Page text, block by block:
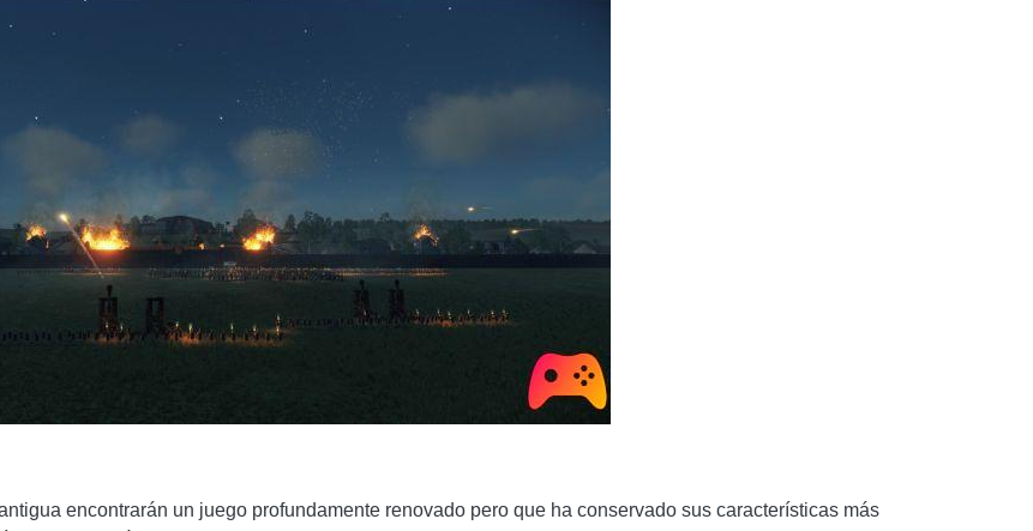
encontrarán un juego profundamente renovado pero que ha conservado sus características más